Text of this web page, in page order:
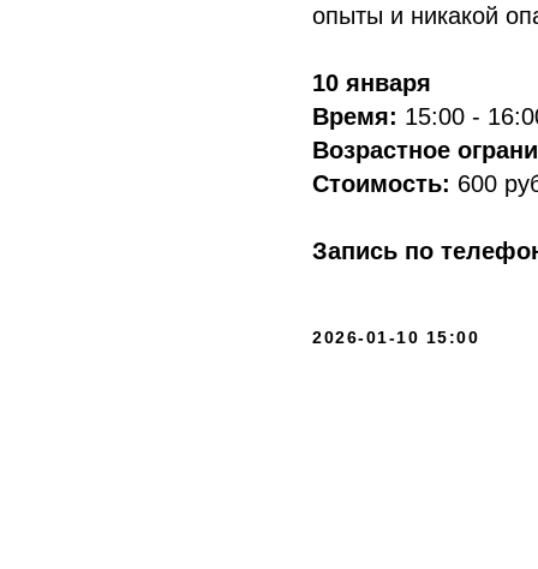
опыты и никакой
10 января
Время: 15:00 -
Возрастное
Стоимость: 600
Запись по
2026-01-10 15:00